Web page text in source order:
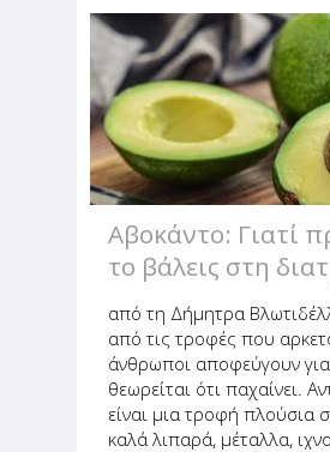
αντιμετωπίζει αρκετός
την εποχή, όπως η
Αβοκάντο: Γιατί
το βάλεις στη
σου;
από τη Δήμητρα
από τις τροφές που
άνθρωποι αποφεύγουν
θεωρείται ότι παχαίνει.
είναι μια τροφή πλούσια
καλά λιπαρά, μέταλλα,